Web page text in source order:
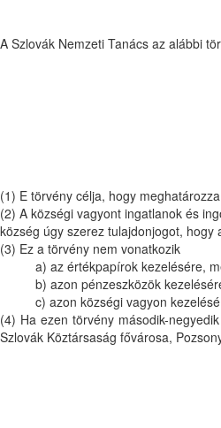
A Szlovák Nemzeti Tanács az alábbi
(1) E törvény célja, hogy
(2) A községi vagyont ingatlanok és
község úgy szerez tulajdonjogot,
(3) Ez a törvény nem vonatkozik
a) az értékpapírok kezelésére,
b) azon pénzeszközök
c) azon községi vagyon
(4) Ha ezen törvény második-
Szlovák Köztársaság fővárosa,